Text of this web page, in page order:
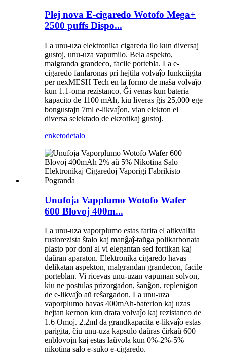
Plej nova E-cigaredo Wotofo Mega+
2500 puffs Dispo...
La unu-uza elektronika cigareda ilo kun diversaj
gustoj, unu-uza vapumilo. Bela aspekto,
malgranda grandeco, facile portebla. La e-
cigaredo fanfaronas pri hejtila volvaĵo funkciigita
per nexMESH Tech en la formo de maŝa volvaĵo
kun 1.1-oma rezistanco. Ĝi venas kun bateria
kapacito de 1100 mAh, kiu liveras ĝis 25,000 ege
bongustajn 7ml e-likvaĵon, vian elekton el
diversa selektado de ekzotikaj gustoj.
enketodetalo
Unufoja Vapplumo Wotofo Wafer
600 Blovoj 400m...
La unu-uza vaporplumo estas farita el altkvalita
rustorezista ŝtalo kaj manĝaĵ-taŭga polikarbonata
plasto por doni al vi elegantan sed fortikan kaj
daŭran aparaton. Elektronika cigaredo havas
delikatan aspekton, malgrandan grandecon, facile
porteblan. Vi ricevas unu-uzan vapuman solvon,
kiu ne postulas prizorgadon, ŝanĝon, replenigon
de e-likvaĵo aŭ reŝargadon. La unu-uza
vaporplumo havas 400mAh-baterion kaj uzas
hejtan kernon kun drata volvaĵo kaj rezistanco de
1.6 Omoj. 2.2ml da grandkapacita e-likvaĵo estas
parigita, ĉiu unu-uza kapsulo daŭras ĉirkaŭ 600
enblovojn kaj estas laŭvola kun 0%-2%-5%
nikotina salo e-suko e-cigaredo.